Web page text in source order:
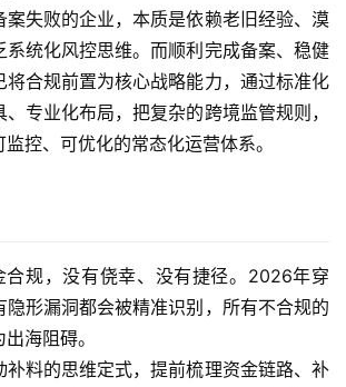
案失败的企业，本质是依赖老旧经验、漠
系统化风控思维。而顺利完成备案、稳健
将合规前置为核心战略能力，通过标准化
专业化布局，把复杂的跨境监管规则，
控、可优化的常态化运营体系。
合规，没有侥幸、没有捷径。2026年穿
隐形漏洞都会被精准识别，所有不合规的
海阻碍。
补料的思维定式，提前梳理资金链路、补